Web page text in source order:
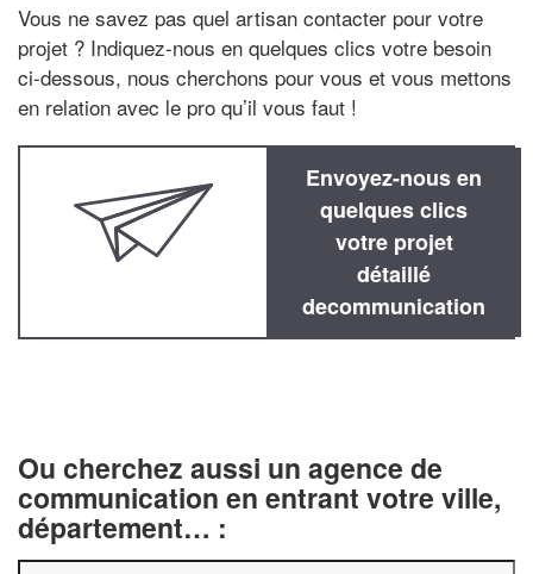
Vous ne savez pas quel artisan contacter pour votre
projet ? Indiquez-nous en quelques clics votre besoin
ci-dessous, nous cherchons pour vous et vous mettons
en relation avec le pro qu’il vous faut !
Envoyez-nous en
quelques clics
votre projet
détaillé
decommunication
Ou cherchez aussi un agence de
communication en entrant votre ville,
département… :